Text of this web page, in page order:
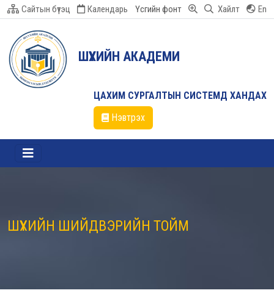
Сайтын бүтэц Календарь Үсгийн фонт Хайлт En
ШҮҮХИЙН АКАДЕМИ
ЦАХИМ СУРГАЛТЫН СИСТЕМД ХАНДАХ
Нэвтрэх
ШҮҮХИЙН ШИЙДВЭРИЙН ТОЙМ